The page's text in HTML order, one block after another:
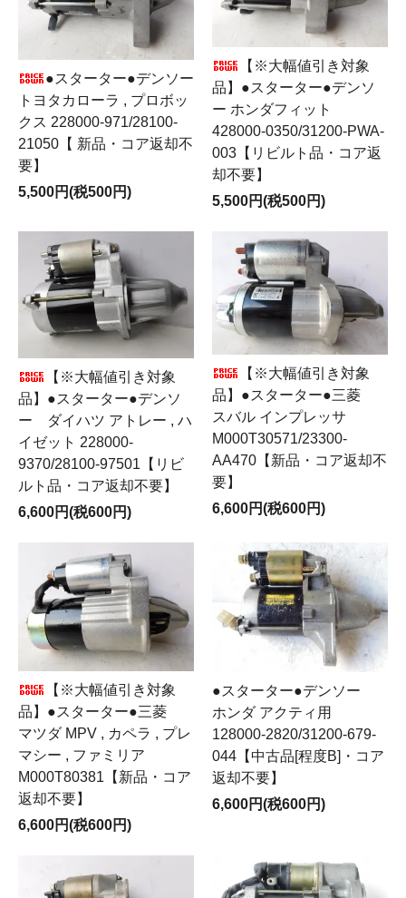
●スターター●デンソー
トヨタカローラ , プロボッ
クス 228000-971/28100-
21050【 新品・コア返却不
要】
5,500円(税500円)
【※大幅値引き対象
品】●スターター●デンソ
ー ホンダフィット
428000-0350/31200-PWA-
003【リビルト品・コア返
却不要】
5,500円(税500円)
【※大幅値引き対象
品】●スターター●デンソ
ー ダイハツ アトレー , ハ
イゼット 228000-
9370/28100-97501【リビ
ルト品・コア返却不要】
6,600円(税600円)
【※大幅値引き対象
品】●スターター●三菱
スバル インプレッサ
M000T30571/23300-
AA470【新品・コア返却不
要】
6,600円(税600円)
【※大幅値引き対象
品】●スターター●三菱
マツダ MPV , カペラ , プレ
マシー , ファミリア
M000T80381【新品・コア
返却不要】
6,600円(税600円)
●スターター●デンソー
ホンダ アクティ用
128000-2820/31200-679-
044【中古品[程度B]・コア
返却不要】
6,600円(税600円)